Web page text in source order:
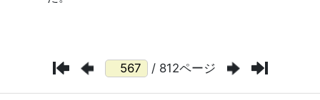
/ 812ページ